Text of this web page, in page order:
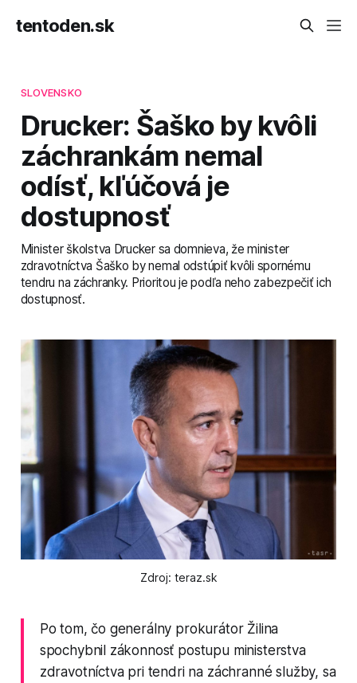
tentoden.sk
SLOVENSKO
Drucker: Šaško by kvôli
záchrankám nemal
odísť, kľúčová je
dostupnosť
Minister školstva Drucker sa domnieva, že minister
zdravotníctva Šaško by nemal odstúpiť kvôli spornému
tendru na záchranky. Prioritou je podľa neho zabezpečiť ich
dostupnosť.
Zdroj: teraz.sk
Po tom, čo generálny prokurátor Žilina
spochybnil zákonnosť postupu ministerstva
zdravotníctva pri tendri na záchranné služby, sa